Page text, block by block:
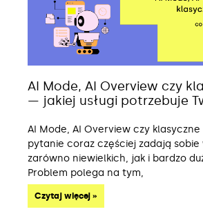
AI Mode, AI Overview czy
— jakiej usługi potrzebuje
AI Mode, AI Overview czy klasyczne
pytanie coraz częściej zadają sobie
zarówno niewielkich, jak i bardzo
Problem polega na tym,
Czytaj więcej »